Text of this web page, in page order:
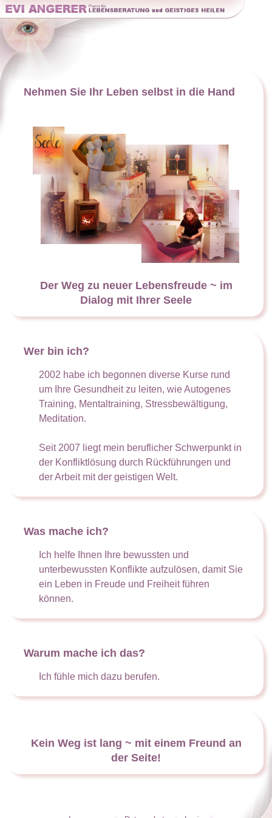
Nehmen Sie Ihr Leben selbst in die Hand
Der Weg zu neuer Lebensfreude ~ im
Dialog mit Ihrer Seele
Wer bin ich?
2002 habe ich begonnen diverse Kurse rund
um Ihre Gesundheit zu leiten, wie Autogenes
Training, Mentaltraining, Stressbewältigung,
Meditation.
Seit 2007 liegt mein beruflicher Schwerpunkt in
der Konfliktlösung durch Rückführungen und
der Arbeit mit der geistigen Welt.
Was mache ich?
Ich helfe Ihnen Ihre bewussten und
unterbewussten Konflikte aufzulösen, damit Sie
ein Leben in Freude und Freiheit führen
können.
Warum mache ich das?
Ich fühle mich dazu berufen.
Kein Weg ist lang ~ mit einem Freund an
der Seite!